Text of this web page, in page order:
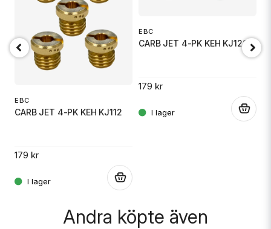
Mejladress
Ja, ni får publicera min fråga
Skicka fråga
EBC
CARB JET 4-PK KEH KJ112
179 kr
EBC
CARB JET 4-PK KEH KJ122
179 kr
Andra köpte även